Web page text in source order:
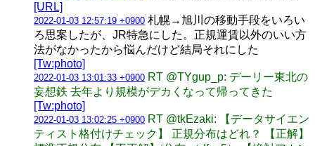
[URL]
2022-01-03 12:57:19 +0900 札幌→旭川の移動手段をいろい
ろ思案したが、JR特急にした。正規運賃以外のいい方
法がなかったから悩んだけど結局それにした
[Tw:photo]
2022-01-03 13:01:33 +0900 RT @TYgup_p: デーリー東北の
妄想鉄 去年より規模がデカくなって帰ってきた
[Tw:photo]
2022-01-03 13:02:25 +0900 RT @tkEzaki: 【データサイエン
ティスト格付けチェック】 正規分布はどれ？ 【正解】